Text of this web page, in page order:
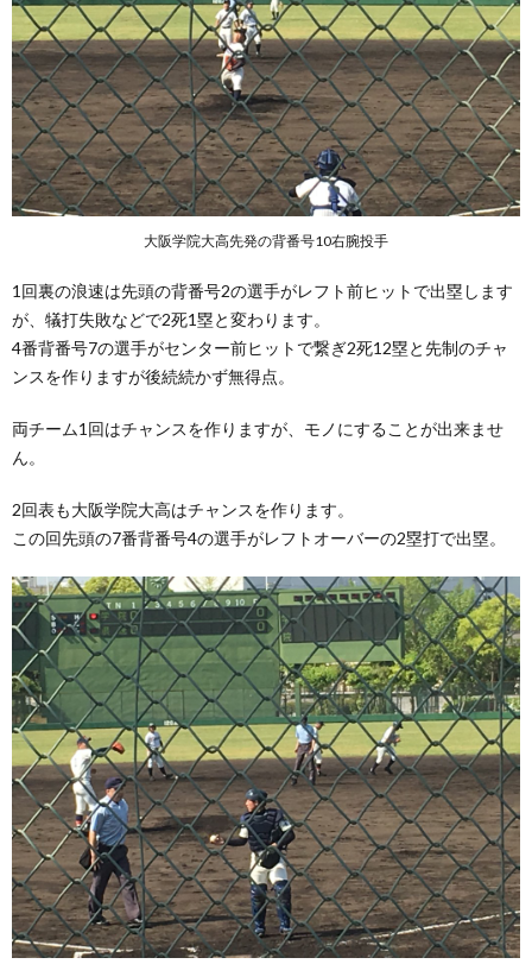
大阪学院大高先発の背番号10右腕投手
1回裏の浪速は先頭の背番号2の選手がレフト前ヒットで出塁します
が、犠打失敗などで2死1塁と変わります。
4番背番号7の選手がセンター前ヒットで繋ぎ2死12塁と先制のチャ
ンスを作りますが後続続かず無得点。
両チーム1回はチャンスを作りますが、モノにすることが出来ませ
ん。
2回表も大阪学院大高はチャンスを作ります。
この回先頭の7番背番号4の選手がレフトオーバーの2塁打で出塁。